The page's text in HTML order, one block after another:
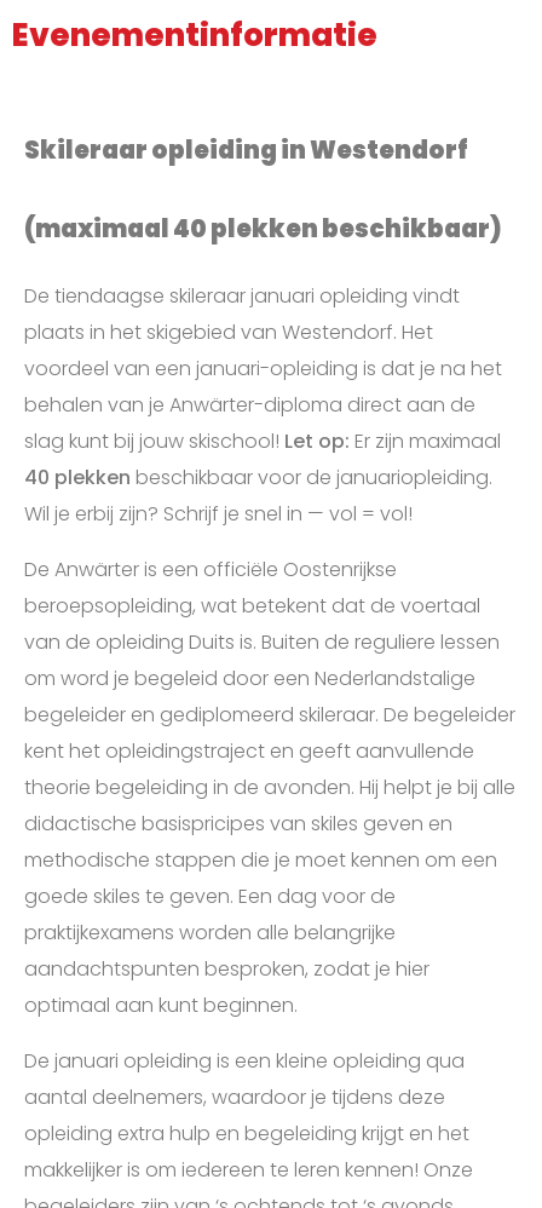
Evenementinformatie
Skileraar opleiding in Westendorf
(maximaal 40 plekken beschikbaar)
De tiendaagse skileraar januari opleiding vindt
plaats in het skigebied van Westendorf. Het
voordeel van een januari-opleiding is dat je na het
behalen van je Anwärter-diploma direct aan de
slag kunt bij jouw skischool! Let op: Er zijn maximaal
40 plekken beschikbaar voor de januariopleiding.
Wil je erbij zijn? Schrijf je snel in — vol = vol!
De Anwärter is een officiële Oostenrijkse
beroepsopleiding, wat betekent dat de voertaal
van de opleiding Duits is. Buiten de reguliere lessen
om word je begeleid door een Nederlandstalige
begeleider en gediplomeerd skileraar. De begeleider
kent het opleidingstraject en geeft aanvullende
theorie begeleiding in de avonden. Hij helpt je bij alle
didactische basispricipes van skiles geven en
methodische stappen die je moet kennen om een
goede skiles te geven. Een dag voor de
praktijkexamens worden alle belangrijke
aandachtspunten besproken, zodat je hier
optimaal aan kunt beginnen.
De januari opleiding is een kleine opleiding qua
aantal deelnemers, waardoor je tijdens deze
opleiding extra hulp en begeleiding krijgt en het
makkelijker is om iedereen te leren kennen! Onze